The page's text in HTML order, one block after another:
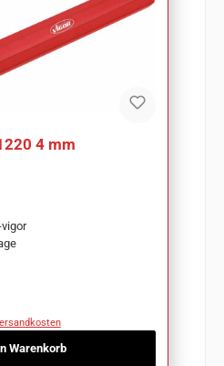
4 mm
Warenkorb